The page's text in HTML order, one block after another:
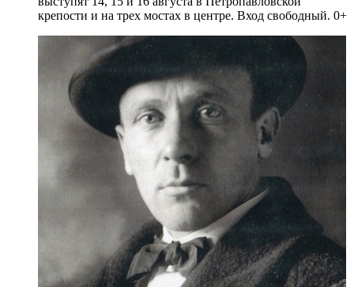
крепости и на трех мостах в центре. Вход свободный. 0+